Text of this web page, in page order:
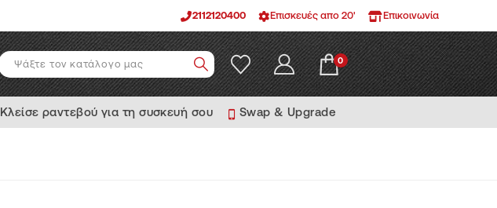
2112120400 Επισκευές απο 20' Επικοινωνία
0
Κλείσε ραντεβού για τη συσκευή σου Swap & Upgrade